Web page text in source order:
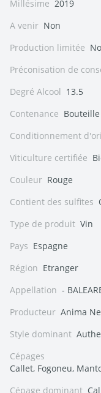
Millésime 2019
A venir Non
Production limitée
Préconisation de
Degré Alcool 13.5
Contenance
Conditionnement
Viticulture certifiée
Couleur Rouge
Contient des sulfites
Type de produit Vin
Pays Espagne
Région Etranger
Appellation -
Producteur Anima
Style dominant
Cépages
Callet, Fogoneu,
Cépage dominant